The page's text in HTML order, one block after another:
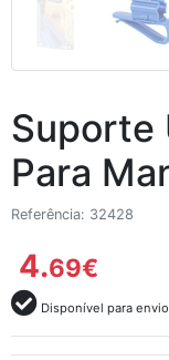
Suporte
Para
Referência: 32428
4.69€
Disponível para